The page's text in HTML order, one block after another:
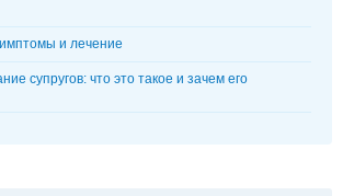
и лечение
супругов: что это такое и зачем его